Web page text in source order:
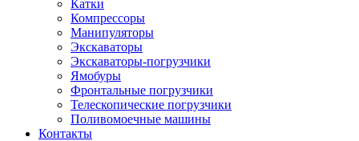
Катки
Компрессоры
Манипуляторы
Экскаваторы
Экскаваторы-погрузчики
Ямобуры
Фронтальные погрузчики
Телескопические погрузчики
Поливомоечные машины
Контакты